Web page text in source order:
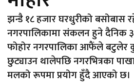
झन्डै १८ हजार घरधुरीको बसोबास
नगरपालिकामा संकलन हुने दैनिक
फोहोर नगरपालिका आफैंले बटुलेर
छुट्याउन थालेपछि नगरभित्रका
मलको रूपमा प्रयोग हुँदै आएको छ।